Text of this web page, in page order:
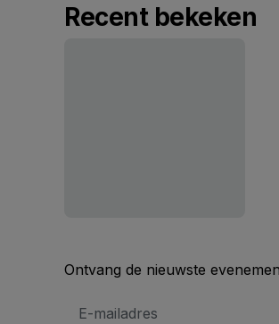
Recent bekeken
Ontvang de nieuwste
mailadres